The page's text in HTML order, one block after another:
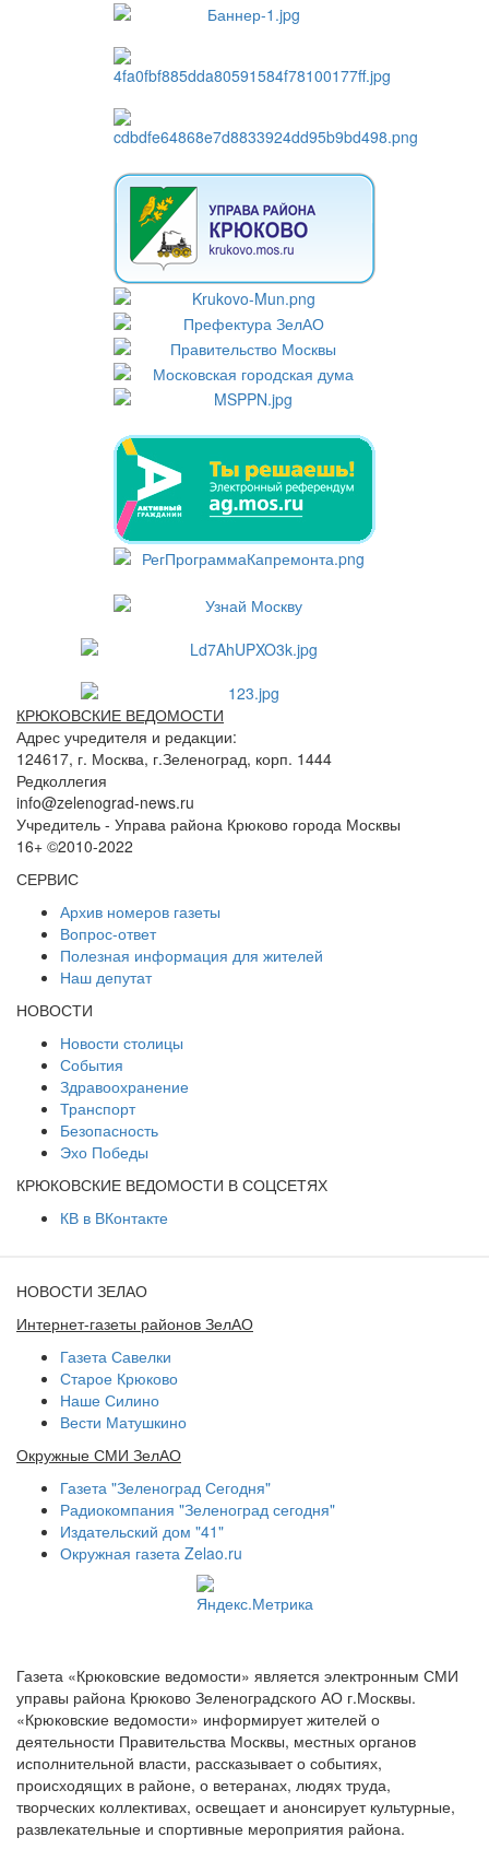
КРЮКОВСКИЕ ВЕДОМОСТИ
Адрес учредителя и редакции:
124617, г. Москва, г.Зеленоград, корп. 1444
Редколлегия
info@zelenograd-news.ru
Учредитель - Управа района Крюково города Москвы
16+ ©2010-2022
СЕРВИС
Архив номеров газеты
Вопрос-ответ
Полезная информация для жителей
Наш депутат
НОВОСТИ
Новости столицы
События
Здравоохранение
Транспорт
Безопасность
Эхо Победы
КРЮКОВСКИЕ ВЕДОМОСТИ В СОЦСЕТЯХ
КВ в ВКонтакте
НОВОСТИ ЗЕЛАО
Интернет-газеты районов ЗелАО
Газета Савелки
Старое Крюково
Наше Силино
Вести Матушкино
Окружные СМИ ЗелАО
Газета "Зеленоград Сегодня"
Радиокомпания "Зеленоград сегодня"
Издательский дом "41"
Окружная газета Zelao.ru
Газета «Крюковские ведомости» является электронным СМИ
управы района Крюково Зеленоградского АО г.Москвы.
«Крюковские ведомости» информирует жителей о
деятельности Правительства Москвы, местных органов
исполнительной власти, рассказывает о событиях,
происходящих в районе, о ветеранах, людях труда,
творческих коллективах, освещает и анонсирует культурные,
развлекательные и спортивные мероприятия района.